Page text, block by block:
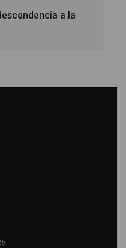
a la